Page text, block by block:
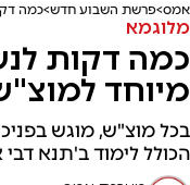
אמס פרשת השבוע חדש כמה
מלוגמא
כמה דקות
מיוחד
בכל מוצ"ש, מוגש
הכולל לימוד ב'תנא